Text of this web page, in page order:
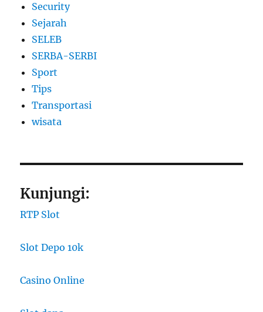
Security
Sejarah
SELEB
SERBA-SERBI
Sport
Tips
Transportasi
wisata
Kunjungi:
RTP Slot
Slot Depo 10k
Casino Online